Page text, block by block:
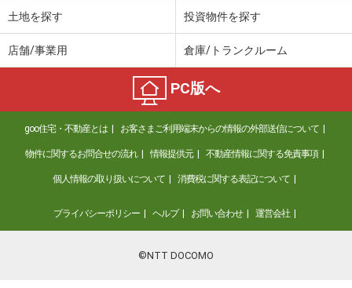
土地を探す 投資物件を探す
店舗/事業用 倉庫/トランクルーム
PC版へ
goo住宅・不動産とは お客さまご利用端末からの情報の外部送信について
物件に関するお問合せの流れ 情報提供元 不動産情報に関する免責事項
個人情報の取り扱いについて 消費税に関する表記について
プライバシーポリシー ヘルプ お問い合わせ 運営会社
©NTT DOCOMO